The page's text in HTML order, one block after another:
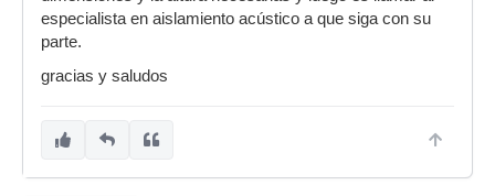
especialista en aislamiento acústico a que siga con su
parte.
gracias y saludos